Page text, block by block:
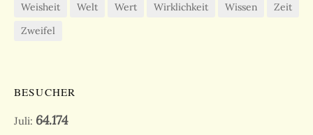
Weisheit
Welt Wert Wirklichkeit Wissen
Zeit
Zweifel
BESUCHER
Juli: 64.174